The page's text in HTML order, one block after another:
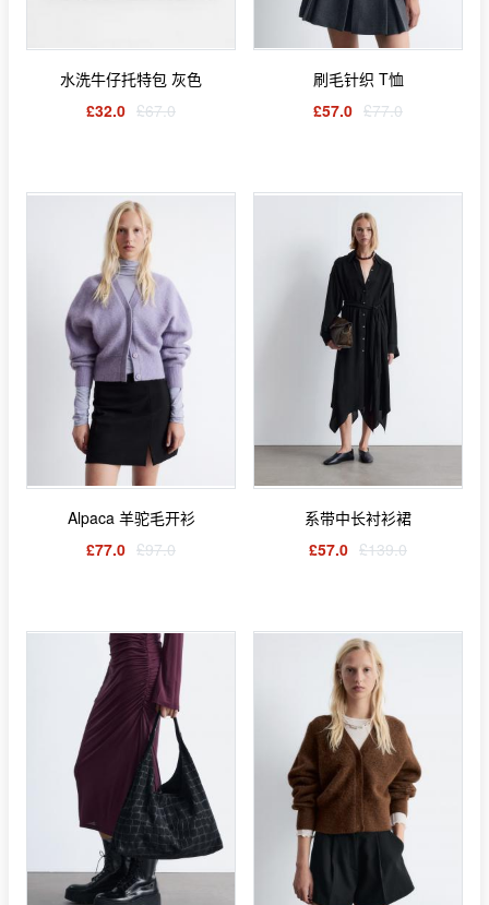
水洗牛仔托特包 灰色
£32.0 £67.0
刷毛针织 T恤
£57.0 £77.0
Alpaca 羊驼毛开衫
£77.0 £97.0
系带中长衬衫裙
£57.0 £139.0